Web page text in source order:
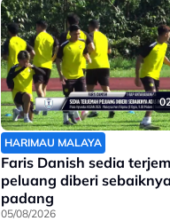
HARIMAU MALAYA
Faris Danish sedia
peluang diberi
padang
05/08/2026